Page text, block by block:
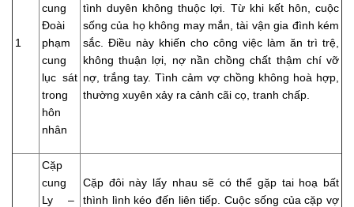
1
cung
Đoài
phạm
cung
lục sát
trong
hôn
nhân
tình duyên không thuộc lợi. Từ khi kết hôn, cuộc
sống của họ không may mắn, tài vận gia đình kém
sắc. Điều này khiến cho công việc làm ăn trì trệ,
không thuận lợi, nợ nần chồng chất thậm chí vỡ
nợ, trắng tay. Tình cảm vợ chồng không hoà hợp,
thường xuyên xảy ra cảnh cãi cọ, tranh chấp.
Cặp
cung
Ly –
Cặp đôi này lấy nhau sẽ có thể gặp tai hoạ bất
thình lình kéo đến liên tiếp. Cuộc sống của cặp vợ